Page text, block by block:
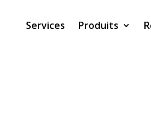
Services Produits